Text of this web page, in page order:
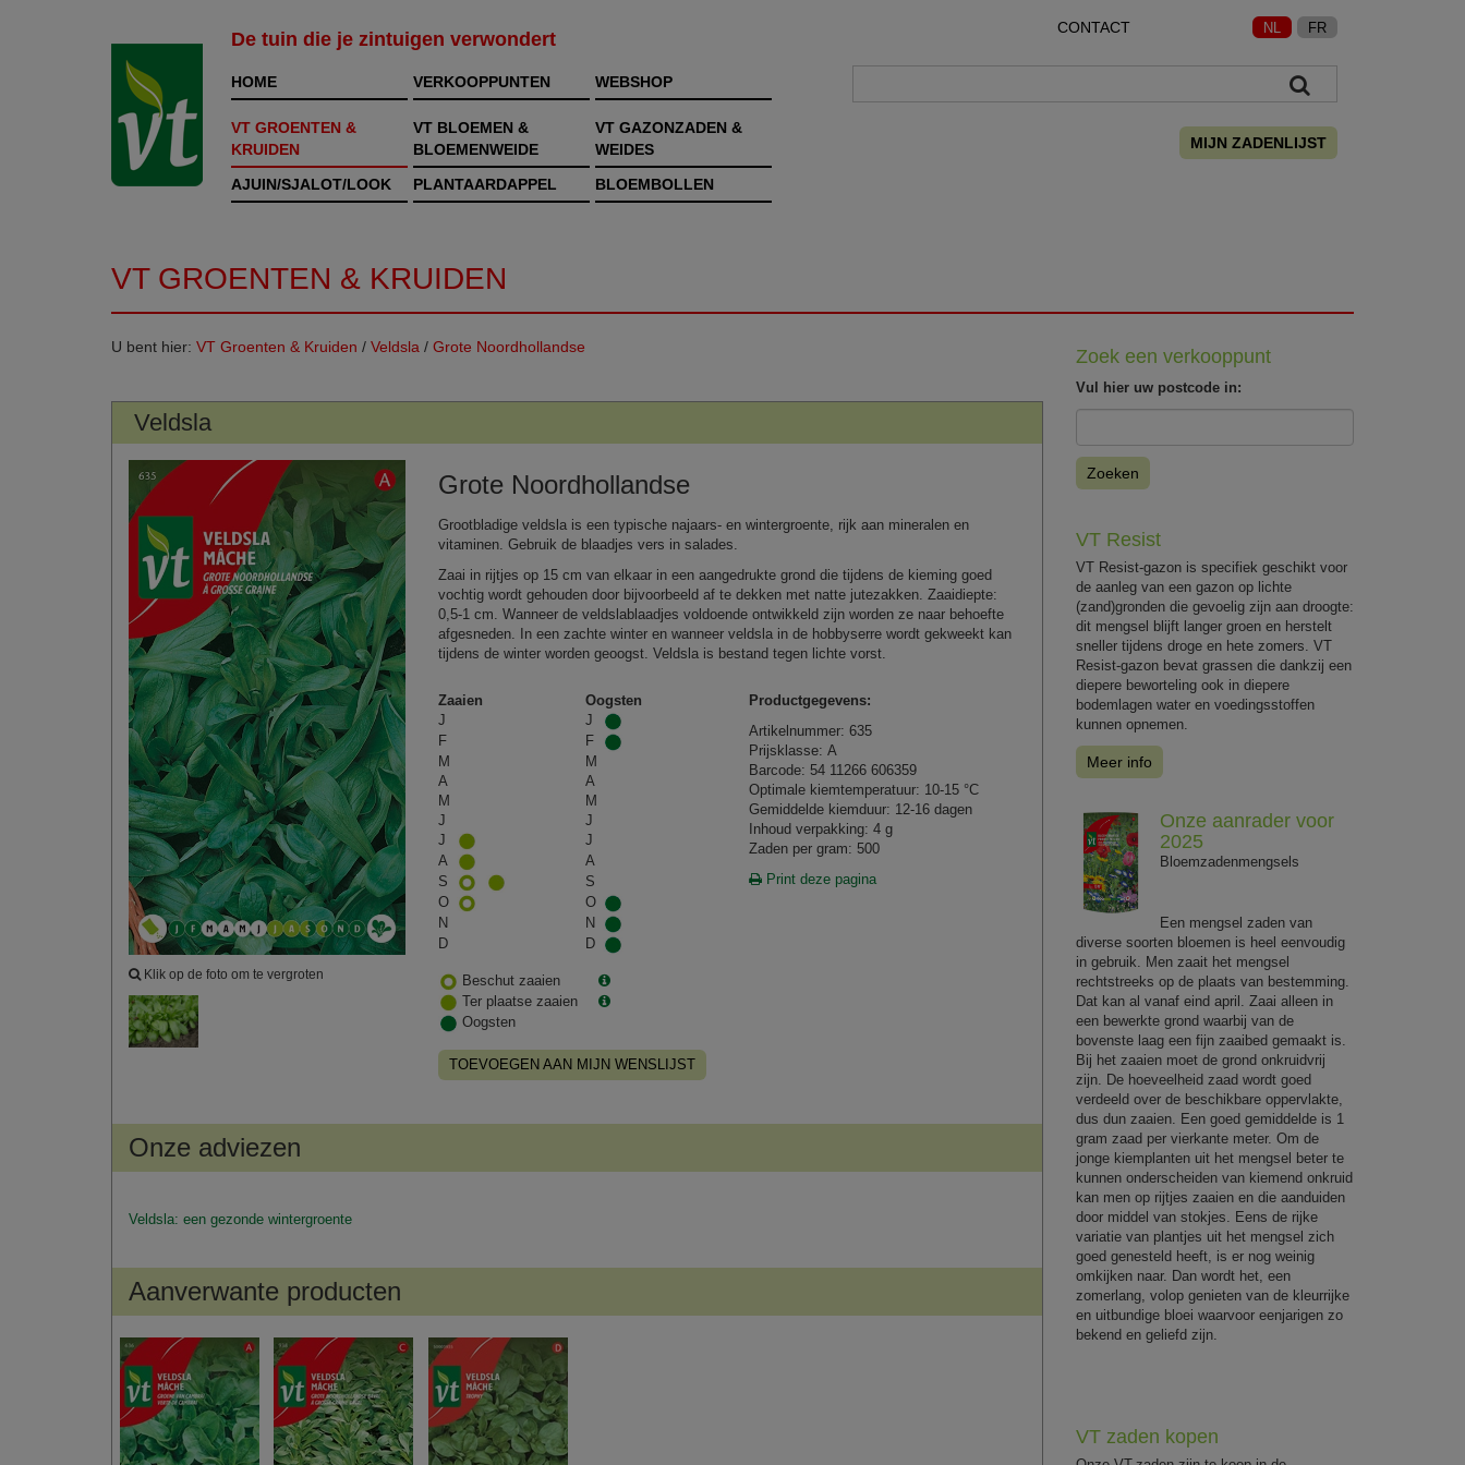
De tuin die je zintuigen verwondert
CONTACT NL FR
HOME VERKOOPPUNTEN WEBSHOP
VT GROENTEN &
KRUIDEN
VT BLOEMEN &
BLOEMENWEIDE
VT GAZONZADEN &
WEIDES
AJUIN/SJALOT/LOOK
PLANTAARDAPPEL BLOEMBOLLEN
MIJN ZADENLIJST
VT GROENTEN & KRUIDEN
U bent hier: VT Groenten & Kruiden / Veldsla / Grote Noordhollandse
Veldsla
Klik op de foto om te vergroten
Grote Noordhollandse
Grootbladige veldsla is een typische najaars- en wintergroente, rijk aan mineralen en
vitaminen. Gebruik de blaadjes vers in salades.
Zaai in rijtjes op 15 cm van elkaar in een aangedrukte grond die tijdens de kieming goed
vochtig wordt gehouden door bijvoorbeeld af te dekken met natte jutezakken. Zaaidiepte:
0,5‑1 cm. Wanneer de veldslablaadjes voldoende ontwikkeld zijn worden ze naar behoefte
afgesneden. In een zachte winter en wanneer veldsla in de hobbyserre wordt gekweekt kan
tijdens de winter worden geoogst. Veldsla is bestand tegen lichte vorst.
Zaaien
Oogsten
J
J
F
F
M
M
A
A
M
M
J
J
J
J
A
A
S
S
O
O
N
N
D
D
Beschut zaaien
Ter plaatse zaaien
Oogsten
TOEVOEGEN AAN MIJN WENSLIJST
Productgegevens:
Artikelnummer: 635
Prijsklasse: A
Barcode: 54 11266 606359
Optimale kiemtemperatuur: 10-15 °C
Gemiddelde kiemduur: 12-16 dagen
Inhoud verpakking: 4 g
Zaden per gram: 500
Print deze pagina
Onze adviezen
Veldsla: een gezonde wintergroente
Aanverwante producten
Zoek een verkooppunt
Vul hier uw postcode in:
Zoeken
VT Resist
VT Resist-gazon is specifiek geschikt voor
de aanleg van een gazon op lichte
(zand)gronden die gevoelig zijn aan droogte:
dit mengsel blijft langer groen en herstelt
sneller tijdens droge en hete zomers. VT
Resist-gazon bevat grassen die dankzij een
diepere beworteling ook in diepere
bodemlagen water en voedingsstoffen
kunnen opnemen.
Meer info
Onze aanrader voor
2025
Bloemzadenmengsels
Een mengsel zaden van
diverse soorten bloemen is heel eenvoudig
in gebruik. Men zaait het mengsel
rechtstreeks op de plaats van bestemming.
Dat kan al vanaf eind april. Zaai alleen in
een bewerkte grond waarbij van de
bovenste laag een fijn zaaibed gemaakt is.
Bij het zaaien moet de grond onkruidvrij
zijn. De hoeveelheid zaad wordt goed
verdeeld over de beschikbare oppervlakte,
dus dun zaaien. Een goed gemiddelde is 1
gram zaad per vierkante meter. Om de
jonge kiemplanten uit het mengsel beter te
kunnen onderscheiden van kiemend onkruid
kan men op rijtjes zaaien en die aanduiden
door middel van stokjes. Eens de rijke
variatie van plantjes uit het mengsel zich
goed genesteld heeft, is er nog weinig
omkijken naar. Dan wordt het, een
zomerlang, volop genieten van de kleurrijke
en uitbundige bloei waarvoor eenjarigen zo
bekend en geliefd zijn.
VT zaden kopen